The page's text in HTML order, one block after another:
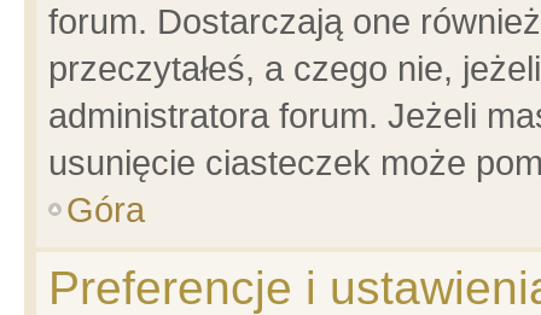
forum. Dostarczają one
przeczytałeś, a czego nie,
administratora forum. Jeżeli
usunięcie ciasteczek może
Góra
Preferencje i